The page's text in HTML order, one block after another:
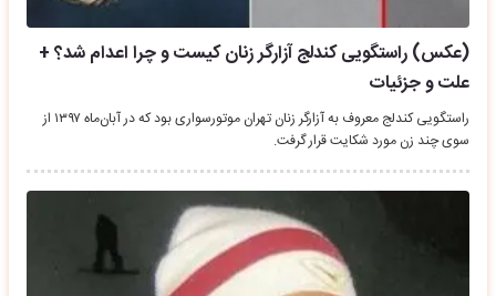
(عکس) راستگویی کندلج آزارگر زنان کیست و چرا اعدام شد؟ +
علت و جزئیات
راستگویی کندلج معروف به آزارگر زنان تهران موتورسواری بود که در آبان‌ماه ۱۳۹۷ از
سوی چند زن مورد شکایت قرار گرفت.